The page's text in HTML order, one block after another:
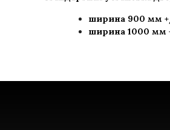
ширина 900 мм
ширина 1000 мм